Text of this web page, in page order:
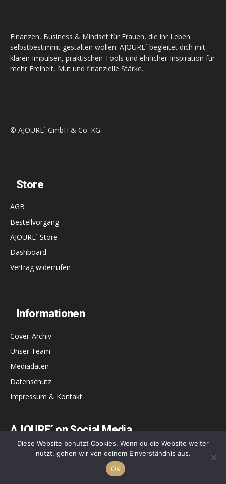
Finanzen, Business & Mindset für Frauen, die ihr Leben
selbstbestimmt gestalten wollen. AJOURE´ begleitet dich mit
klaren Impulsen, praktischen Tools und ehrlicher Inspiration für
mehr Freiheit, Mut und finanzielle Stärke.
© AJOURE´ GmbH & Co. KG
Store
AGB
Bestellvorgang
AJOURE´ Store
Dashboard
Vertrag widerrufen
Informationen
Cover-Archiv
Unser Team
Mediadaten
Datenschutz
Impressum & Kontakt
AJOURE´ on Social Media
5,718 Fans GEFÄLLT MIR
Diese Website benutzt Cookies. Wenn du die Website weiter
nutzt, gehen wir von deinem Einverständnis aus.
OK